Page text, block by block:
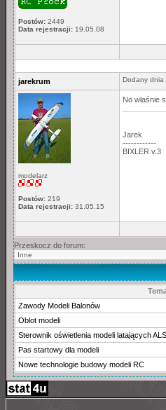
Postów: 2449
Data rejestracji: 19.05.08
jarekrum Dodany
modelarz
Postów: 219
Data rejestracji: 31.05.15
No właśnie
Jarek
------------
BIXLER v.3
Przeskocz do forum:
Zawody Modeli Balonów
Oblot modeli
Sterownik oświetlenia modeli latających
Pas startowy dla modeli
Nowe technologie budowy modeli RC